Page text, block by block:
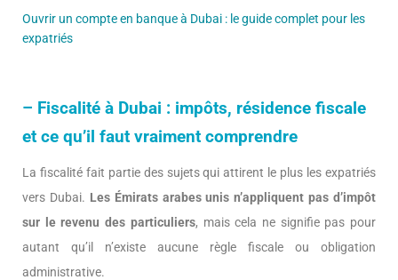
Ouvrir un compte en banque à Dubai : le guide complet pour les
expatriés
– Fiscalité à Dubai : impôts, résidence fiscale
et ce qu’il faut vraiment comprendre
La fiscalité fait partie des sujets qui attirent le plus les expatriés
vers Dubai. Les Émirats arabes unis n’appliquent pas d’impôt
sur le revenu des particuliers, mais cela ne signifie pas pour
autant qu’il n’existe aucune règle fiscale ou obligation
administrative.